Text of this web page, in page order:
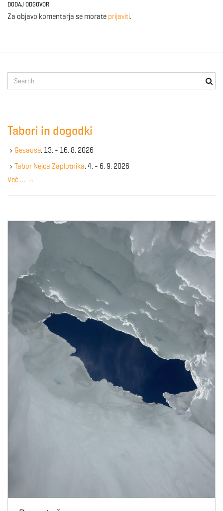
DODAJ ODGOVOR
Za objavo komentarja se morate prijaviti.
e
e
y
w
r
Tabori in dogodki
Gesause, 13. - 16. 8. 2026
Tabor Nejca Zaplotnika, 4. - 6. 9. 2026
Več … →